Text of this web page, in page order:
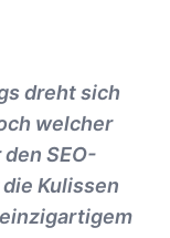
dreht sich
welcher
SEO-
Kulissen